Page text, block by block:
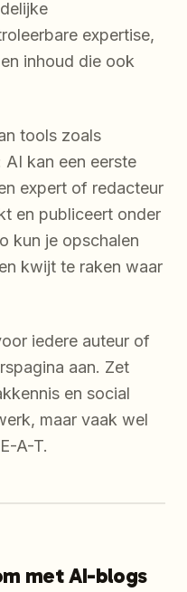
expertise,
inhoud die ook
tools zoals
AI kan een eerste
expert of redacteur
en publiceert onder
kun je opschalen
kwijt te raken waar
iedere auteur of
aan. Zet
en social
maar vaak wel
A-T.
met AI-blogs